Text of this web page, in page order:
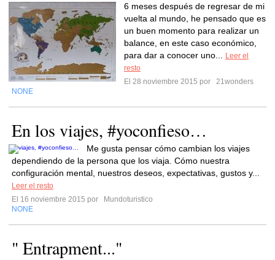
6 meses después de regresar de mi
vuelta al mundo, he pensado que es
un buen momento para realizar un
balance, en este caso económico,
para dar a conocer uno...
Leer el
resto
El 28 noviembre 2015 por
21wonders
NONE
En los viajes, #yoconfieso…
Me gusta pensar cómo cambian los viajes
dependiendo de la persona que los viaja. Cómo nuestra
configuración mental, nuestros deseos, expectativas, gustos y...
Leer el resto
El 16 noviembre 2015 por
Mundoturistico
NONE
" Entrapment..."